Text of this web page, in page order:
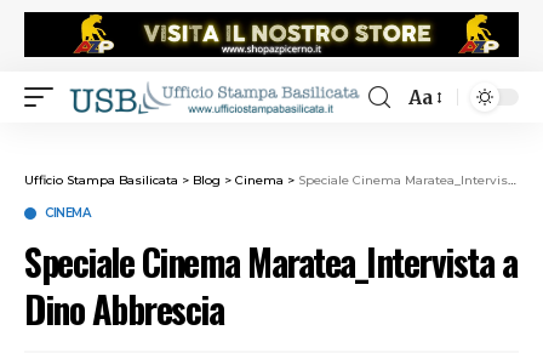
Aa
Ufficio Stampa Basilicata > Blog > Cinema > Speciale Cinema Maratea_Intervista a Dino Abbrescia
CINEMA
Speciale Cinema Maratea_Intervista a
Dino Abbrescia